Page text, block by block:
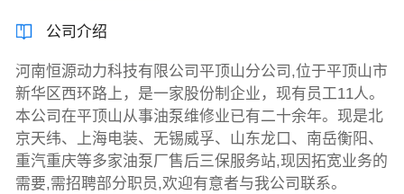
公司介绍
河南恒源动力科技有限公司平顶山分公司,位于平顶山市
新华区西环路上，是一家股份制企业，现有员工11人。
本公司在平顶山从事油泵维修业已有二十余年。现是北
京天纬、上海电装、无锡威孚、山东龙口、南岳衡阳、
重汽重庆等多家油泵厂售后三保服务站,现因拓宽业务的
需要,需招聘部分职员,欢迎有意者与我公司联系。